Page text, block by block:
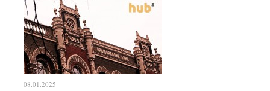
08.01.2025